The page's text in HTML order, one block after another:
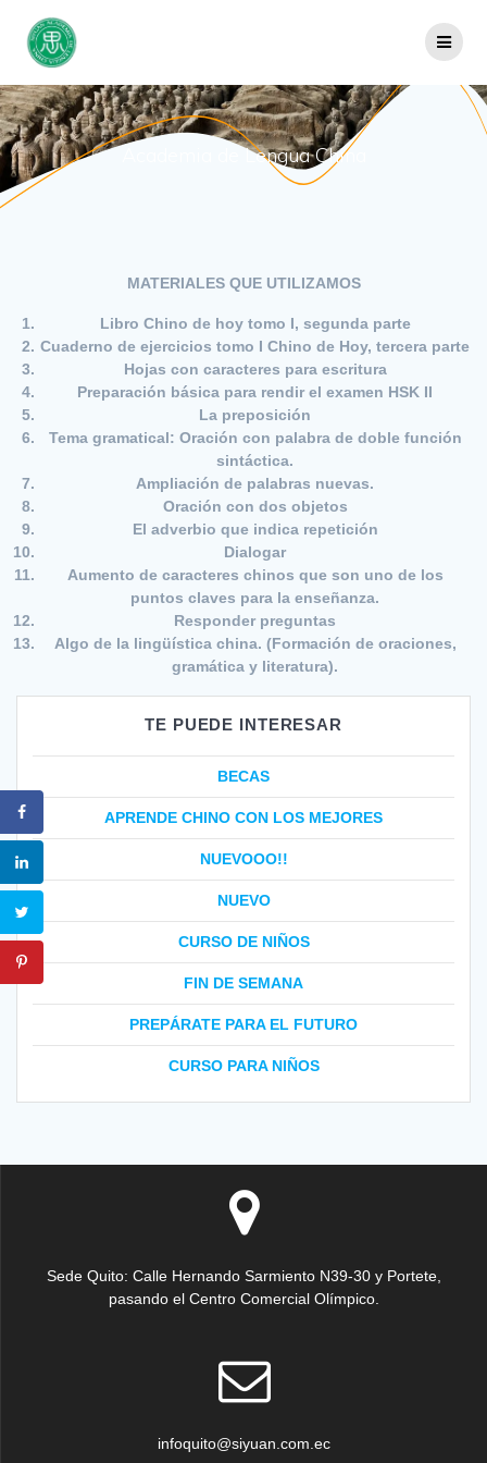
Academia de Lengua China
TE PUEDE INTERESAR
BECAS
APRENDE CHINO CON LOS MEJORES
NUEVOOO!!
NUEVO
CURSO DE NIÑOS
FIN DE SEMANA
PREPÁRATE PARA EL FUTURO
CURSO PARA NIÑOS
MATERIALES QUE UTILIZAMOS
Libro Chino de hoy tomo I, segunda parte
Cuaderno de ejercicios tomo I Chino de Hoy, tercera parte
Hojas con caracteres para escritura
Preparación básica para rendir el examen HSK II
La preposición
Tema gramatical: Oración con palabra de doble función
sintáctica.
Ampliación de palabras nuevas.
Oración con dos objetos
El adverbio que indica repetición
Dialogar
Aumento de caracteres chinos que son uno de los
puntos claves para la enseñanza.
Responder preguntas
Algo de la lingüística china. (Formación de oraciones,
gramática y literatura).
Sede Quito: Calle Hernando Sarmiento N39-30 y Portete,
pasando el Centro Comercial Olímpico.
infoquito@siyuan.com.ec